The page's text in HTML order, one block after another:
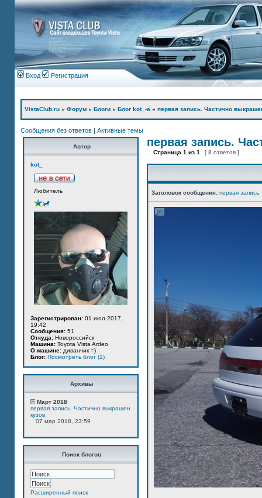
Вход Регистрация
VistaClub.ru » Форум » Блоги » Блог kot_-а » первая запись. Частично
Сообщения без ответов | Активные темы
Автор
kot_
Любитель
Зарегистрирован: 01 июл 2017,
19:42
Сообщения: 51
Откуда: Новороссийск
Машина: Toyota Vista Ardeo
О машине: диванчик =)
Блог: Посмотреть блог (1)
Архивы
Март 2018
первая запись. Частично выкрашен
кузов
07 мар 2018, 23:59
Поиск блогов
Расширенный поиск
первая запись.
Страница 1 из 1 [ 8 ответов ]
Заголовок сообщения: первая